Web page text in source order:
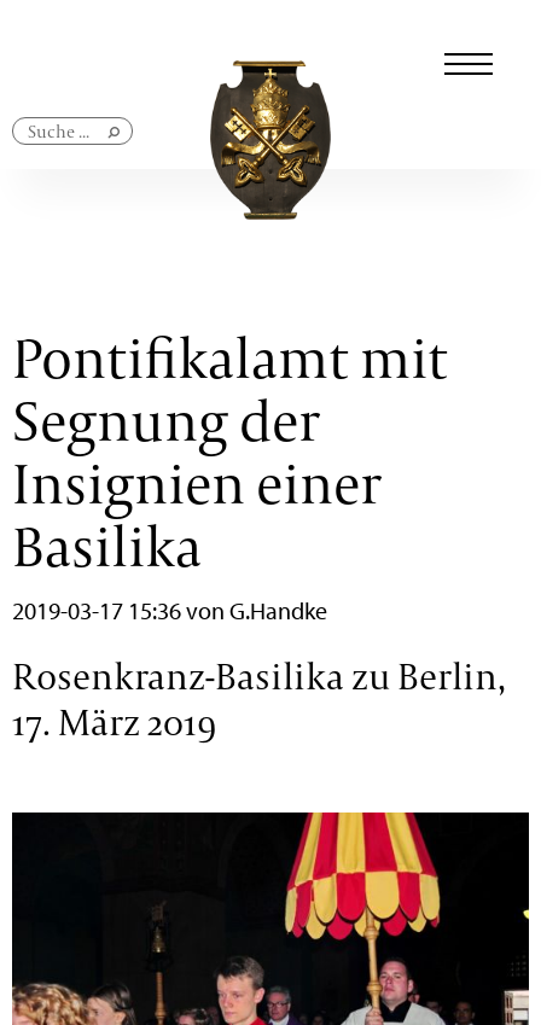
Pontifikalamt mit
Segnung der
Insignien einer
Basilika
2019-03-17 15:36von G.Handke
Rosenkranz-Basilika zu Berlin,
17. März 2019